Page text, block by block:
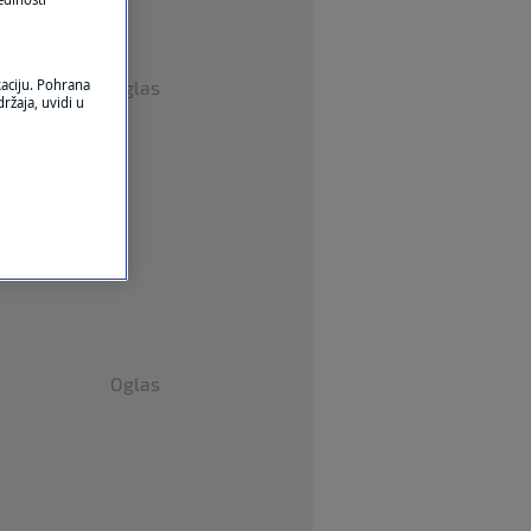
Oglas
Oglas
Pohrana
uvidi u